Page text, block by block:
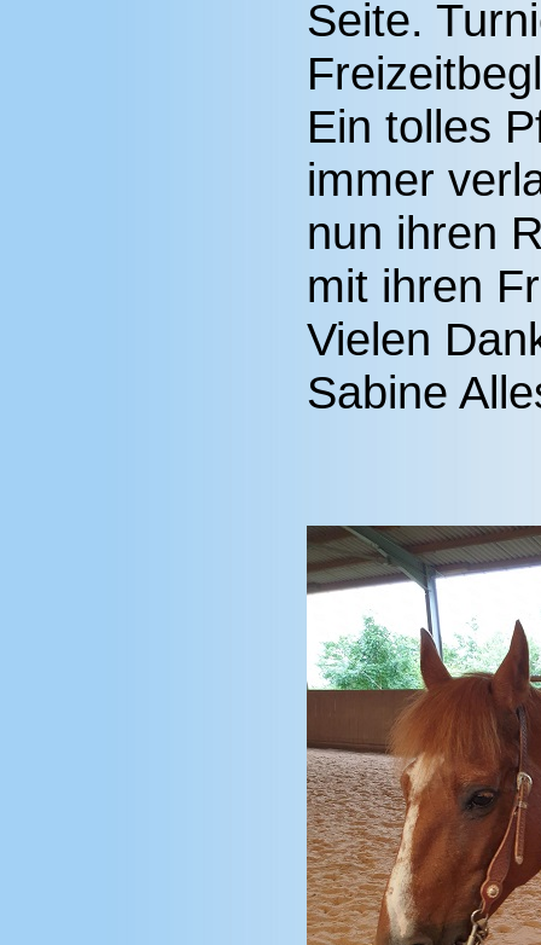
Seite.
Ein tolles
immer
nun ihren
mit ihren
Vielen
Sabine